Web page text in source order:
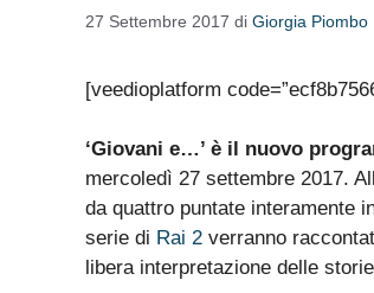
27 Settembre 2017 di Giorgia Piombo
[veedioplatform
‘Giovani e…’ è il nuovo
mercoledì 27 settembre 2017.
da quattro puntate interamente
serie di Rai 2 verranno
libera interpretazione delle